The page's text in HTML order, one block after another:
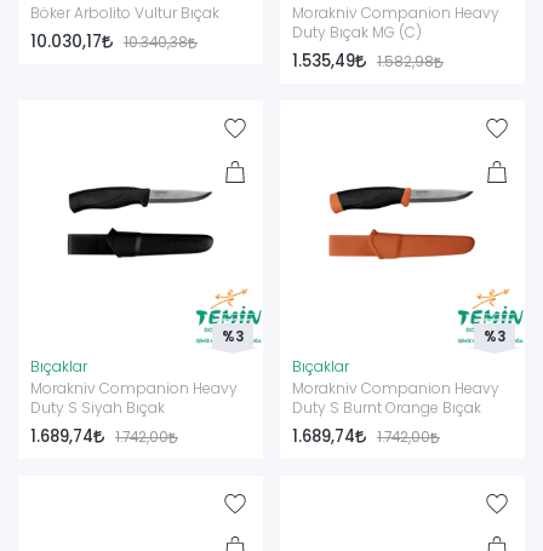
Böker Arbolito Vultur Bıçak
10.030,17 10.340,38
Morakniv Companion Heavy
Duty Bıçak MG (C)
1.535,49 1.582,98
Bıçaklar
Morakniv Companion Heavy
Duty S Siyah Bıçak
1.689,74 1.742,00
%3
Bıçaklar
Morakniv Companion Heavy
Duty S Burnt Orange Bıçak
1.689,74 1.742,00
%3